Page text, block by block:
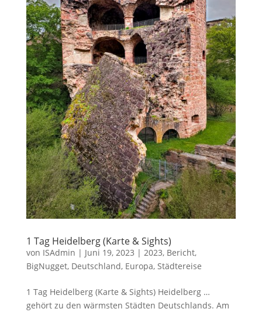
1 Tag Heidelberg (Karte & Sights)
von ISAdmin | Juni 19, 2023 | 2023, Bericht,
BigNugget, Deutschland, Europa, Städtereise
1 Tag Heidelberg (Karte & Sights) Heidelberg …
gehört zu den wärmsten Städten Deutschlands. Am